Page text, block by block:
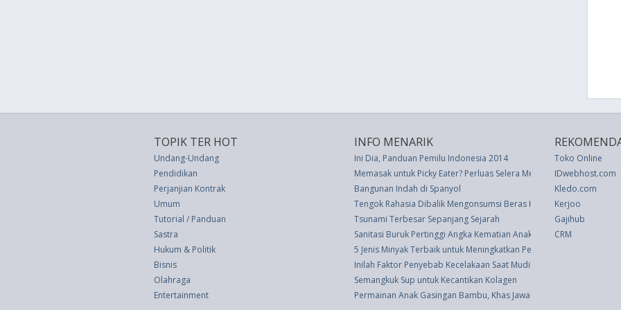
TOPIK TER HOT
Undang-Undang
Pendidikan
Perjanjian Kontrak
Umum
Tutorial / Panduan
Sastra
Hukum & Politik
Bisnis
Olahraga
Entertainment
INFO MENARIK
Ini Dia, Panduan Pemilu Indonesia 2014
Memasak untuk Picky Eater? Perluas Selera Mereka dengan
Bangunan Indah di Spanyol
Tengok Rahasia Dibalik Mengonsumsi Beras Hitam, Perlu Dicoba
Tsunami Terbesar Sepanjang Sejarah
Sanitasi Buruk Pertinggi Angka Kematian Anak di Indonesia
5 Jenis Minyak Terbaik untuk Meningkatkan Pertumbuhan Rambut
Inilah Faktor Penyebab Kecelakaan Saat Mudik
Semangkuk Sup untuk Kecantikan Kolagen
Permainan Anak Gasingan Bambu, Khas Jawa Tengah
Toko Online
IDwebhost.com
Kledo.com
Kerjoo
Gajihub
CRM